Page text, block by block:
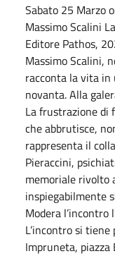
Sabato 25 Marzo
Massimo Scalini
Editore Pathos,
Massimo Scalini,
racconta la vita in
novanta. Alla
La frustrazione di
che abbrutisce,
rappresenta il
Pieraccini,
memoriale rivolto
inspiegabilmente
Modera l’incontro
L’incontro si
Impruneta,